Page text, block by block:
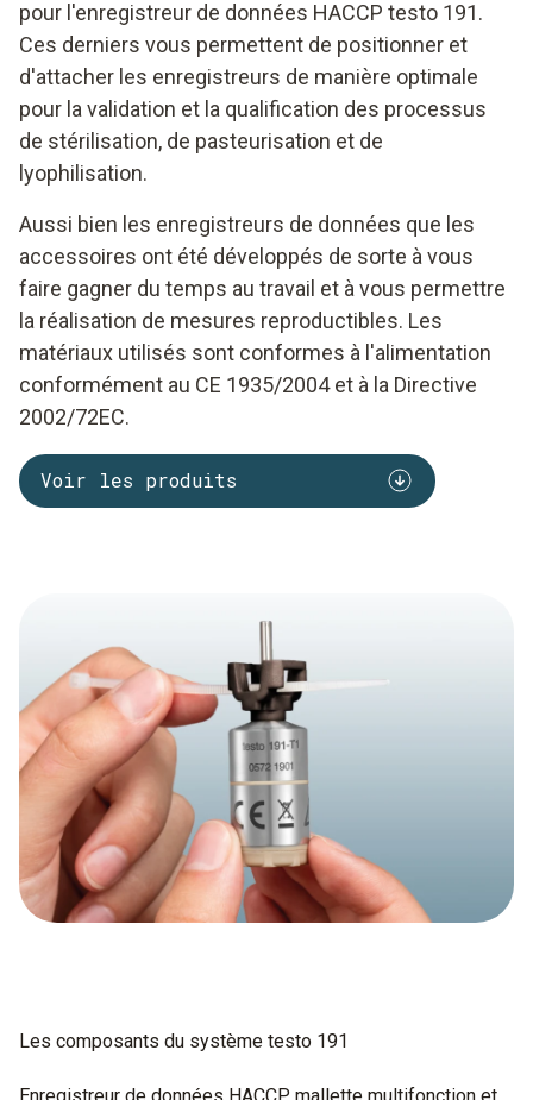
pour l'enregistreur de données HACCP testo 191.
Ces derniers vous permettent de positionner et
d'attacher les enregistreurs de manière optimale
pour la validation et la qualification des processus
de stérilisation, de pasteurisation et de
lyophilisation.
Aussi bien les enregistreurs de données que les
accessoires ont été développés de sorte à vous
faire gagner du temps au travail et à vous permettre
la réalisation de mesures reproductibles. Les
matériaux utilisés sont conformes à l'alimentation
conformément au CE 1935/2004 et à la Directive
2002/72EC.
Voir les produits
Les composants du système testo 191